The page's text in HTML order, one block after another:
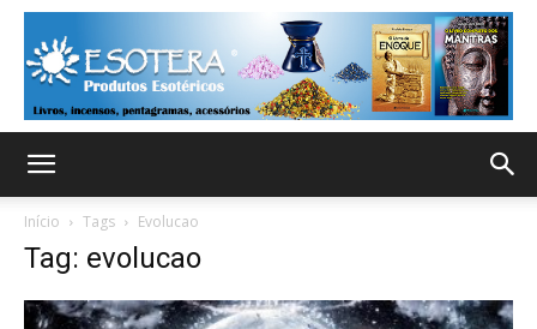
Início Tags Evolucao
Tag: evolucao